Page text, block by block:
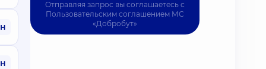
Отправляя запрос вы соглашаетесь с
Пользовательским соглашением МС
«Добробут»